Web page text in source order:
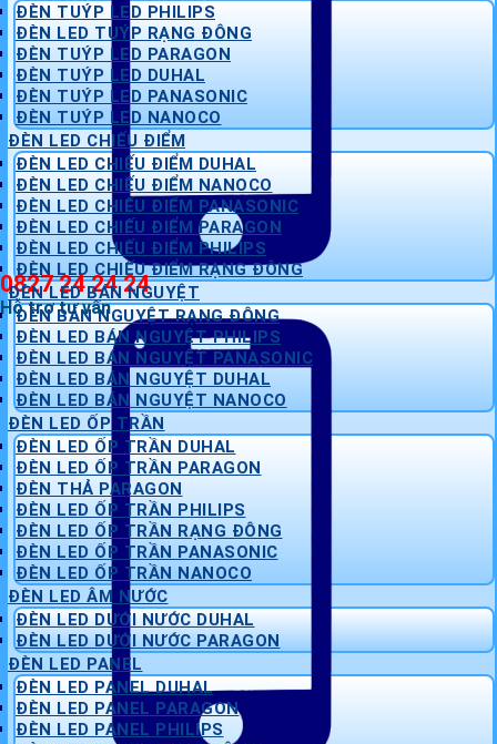
0827 24 24 24
Hỗ trợ tư vấn
ĐÈN TUÝP LED PHILIPS
ĐÈN LED TUÝP RẠNG ĐÔNG
ĐÈN TUÝP LED PARAGON
ĐÈN TUÝP LED DUHAL
ĐÈN TUÝP LED PANASONIC
ĐÈN TUÝP LED NANOCO
ĐÈN LED CHIẾU ĐIỂM
ĐÈN LED CHIẾU ĐIỂM DUHAL
ĐÈN LED CHIẾU ĐIỂM NANOCO
ĐÈN LED CHIẾU ĐIỂM PANASONIC
ĐÈN LED CHIẾU ĐIỂM PARAGON
ĐÈN LED CHIẾU ĐIỂM PHILIPS
ĐÈN LED CHIẾU ĐIỂM RẠNG ĐÔNG
ĐÈN LED BÁN NGUYỆT
ĐÈN BÁN NGUYỆT RẠNG ĐÔNG
ĐÈN LED BÁN NGUYỆT PHILIPS
ĐÈN LED BÁN NGUYỆT PANASONIC
ĐÈN LED BÁN NGUYỆT DUHAL
ĐÈN LED BÁN NGUYỆT NANOCO
ĐÈN LED ỐP TRẦN
ĐÈN LED ỐP TRẦN DUHAL
ĐÈN LED ỐP TRẦN PARAGON
ĐÈN THẢ PARAGON
ĐÈN LED ỐP TRẦN PHILIPS
ĐÈN LED ỐP TRẦN RẠNG ĐÔNG
ĐÈN LED ỐP TRẦN PANASONIC
ĐÈN LED ỐP TRẦN NANOCO
ĐÈN LED ÂM NƯỚC
ĐÈN LED DƯỚI NƯỚC DUHAL
ĐÈN LED DƯỚI NƯỚC PARAGON
ĐÈN LED PANEL
ĐÈN LED PANEL DUHAL
ĐÈN LED PANEL PARAGON
ĐÈN LED PANEL PHILIPS